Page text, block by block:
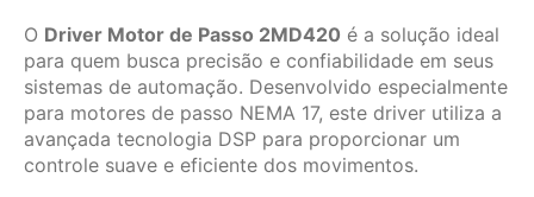
O Driver Motor de Passo 2MD420 é a solução ideal
para quem busca precisão e confiabilidade em seus
sistemas de automação. Desenvolvido especialmente
para motores de passo NEMA 17, este driver utiliza a
avançada tecnologia DSP para proporcionar um
controle suave e eficiente dos movimentos.